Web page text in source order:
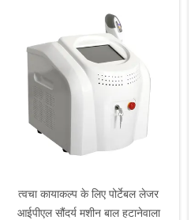
त्वचा कायाकल्प के लिए पोर्टेबल लेजर
आईपीएल सौंदर्य मशीन बाल हटानेवाला